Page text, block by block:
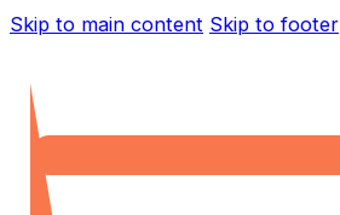
Skip to main content Skip to footer